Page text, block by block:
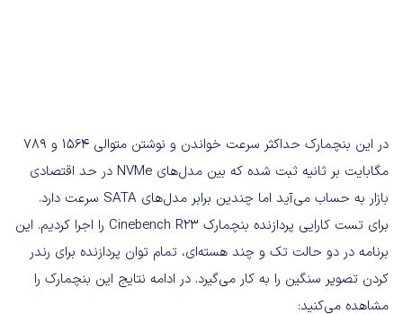
در این بنچمارک حداکثر سرعت خواندن و نوشتن متوالی ۱۵۶۴ و ۷۸۹
مگابایت بر ثانیه ثبت شده که بین مدل‌های NVMe در حد اقتصادی
بازار به حساب می‌آید اما چندین برابر مدل‌های SATA سرعت دارد.
برای تست کارایی پردازنده بنچمارک Cinebench R23 را اجرا کردیم. این
برنامه در دو حالت تک و چند هسته‌ای، تمام توان پردازنده برای رندر
کردن تصویر سنگین را به کار می‌گیرد. در ادامه نتایج این بنچمارک را
مشاهده می‌کنید: